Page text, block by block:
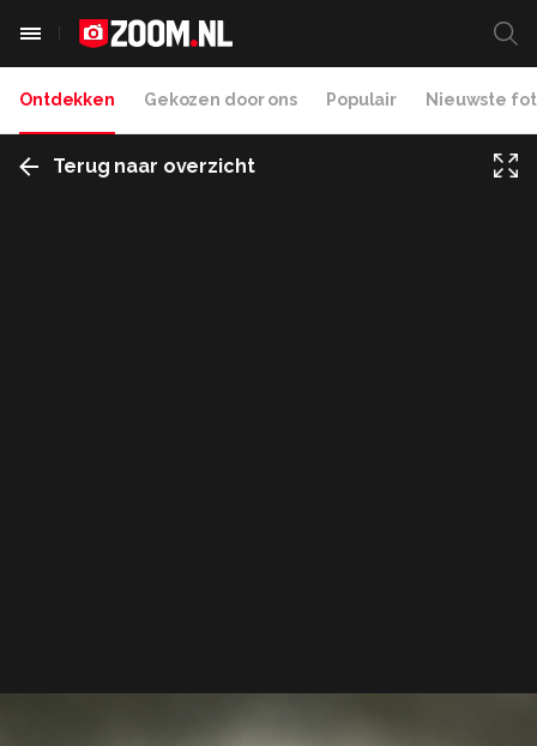
Ontdekken Gekozen door ons Populair Nieuwste
Terug naar overzicht